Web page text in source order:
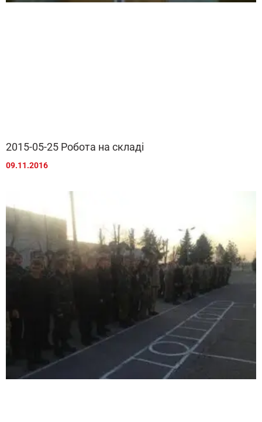
2015-05-25 Робота на складі
09.11.2016